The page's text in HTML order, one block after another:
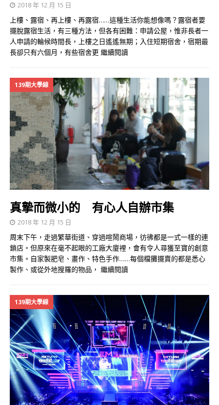
2018 年 12 月 15 日
上樓、露宿、再上樓、再露宿……這種生活你能想像嗎？露宿者要
擺脫露宿生活，有三種方法，但各有困難：申請公屋，惟非長者一
人申請的輪候時間長，上樓之日遙遙無期；入住短期宿舍，宿期最
長卻只有六個月，有些宿舍更 繼續閱讀
139期大學線
真摯而微小的 有心人自辦市集
2018 年 12 月 15 日
周末下午，走過繁華街道、穿過喧鬧商場，彷彿都是一式一樣的連
鎖店。但原來在毫不起眼的工廠大廈裡，會有令人尋獲至寶的創意
市集。自家製肥皂、畫作、特色手作……每個檔攤擺賣的都是悉心
製作、或從外地搜羅的物品， 繼續閱讀
139期大學線